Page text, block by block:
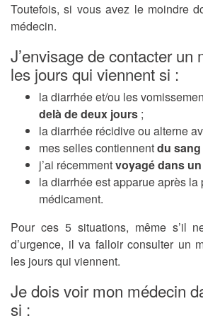
Toutefois, si vous avez le moindre
médecin.
J’envisage de contacter un
les jours qui viennent si :
la diarrhée et/ou les
delà de deux jours ;
la diarrhée récidive ou alterne
mes selles contiennentdu
j’ai récemmentvoyagé dans
la diarrhée est apparue après la
médicament.
Pour ces 5 situations, même s’il
d’urgence, il va falloir consulter un
les jours qui viennent.
Je dois voir mon médecin
si :